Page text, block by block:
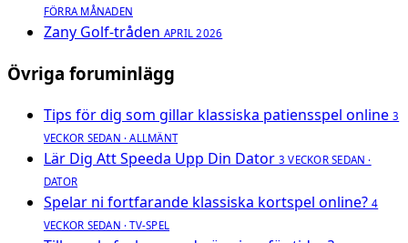
FÖRRA MÅNADEN
Zany Golf-tråden APRIL 2026
Övriga foruminlägg
Tips för dig som gillar klassiska patiensspel online 3
VECKOR SEDAN · ALLMÄNT
Lär Dig Att Speeda Upp Din Dator 3 VECKOR SEDAN ·
DATOR
Spelar ni fortfarande klassiska kortspel online? 4
VECKOR SEDAN · TV-SPEL